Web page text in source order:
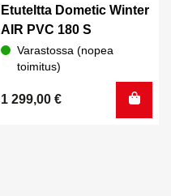
Etuteltta Dometic Winter
AIR PVC 180 S
Varastossa (nopea
toimitus)
1 299,00 €